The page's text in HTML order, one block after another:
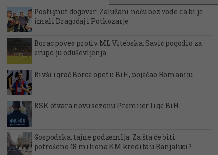
Postignut dogovor: Zalužani noću bez vode da bi je
imali Dragočaj i Potkozarje
Borac poveo protiv ML Vitebska: Savić pogodio za
erupciju oduševljenja
Bivši igrač Borca opet u BiH, pojačao Romaniju
BSK otvara novu sezonu Premijer lige BiH
Gospodska, tajne podzemlja: Za šta će biti
potrošeno 18 miliona KM kredita u Banjaluci?